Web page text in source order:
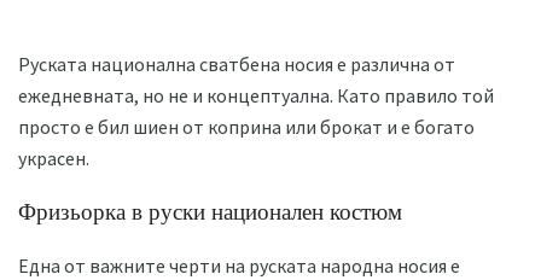
Руската национална сватбена носия е различна от
ежедневната, но не и концептуална. Като правило той
просто е бил шиен от коприна или брокат и е богато
украсен.
Фризьорка в руски национален костюм
Една от важните черти на руската народна носия е